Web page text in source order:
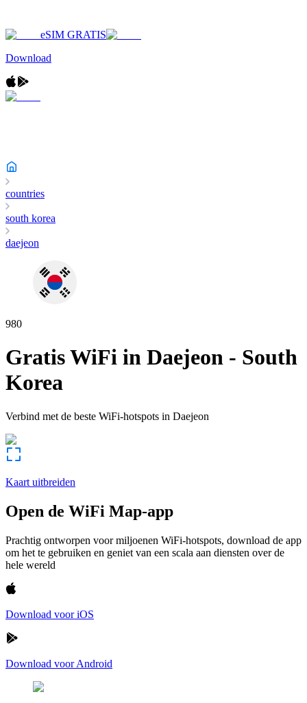
eSIM GRATIS
Download
countries
south korea
daejeon
980
Gratis WiFi in Daejeon - South
Korea
Verbind met de beste WiFi-hotspots in Daejeon
Kaart uitbreiden
Open de WiFi Map-app
Prachtig ontworpen voor miljoenen WiFi-hotspots, download de app
om het te gebruiken en geniet van een scala aan diensten over de
hele wereld
Download voor iOS
Download voor Android